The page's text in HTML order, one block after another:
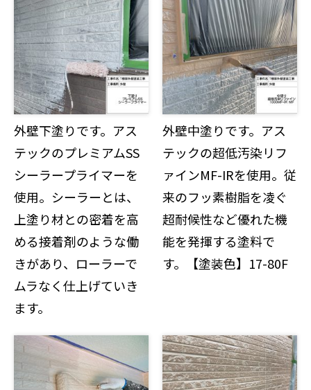
外壁下塗りです。アス
テックのプレミアムSS
シーラープライマーを
使用。シーラーとは、
上塗り材との密着を高
める接着剤のような働
きがあり、ローラーで
ムラなく仕上げていき
ます。
外壁中塗りです。アス
テックの超低汚染リフ
ァインMF-IRを使用。従
来のフッ素樹脂を凌ぐ
超耐候性など優れた機
能を発揮する塗料で
す。【塗装色】17-80F